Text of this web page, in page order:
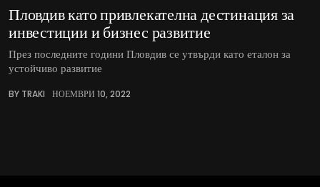
Пловдив като привлекателна дестинация за
инвестиции и бизнес развитие
През последните години Пловдив се утвърди като еталон за
устойчиво развитие
BY TRAKI НОЕМВРИ 10, 2022